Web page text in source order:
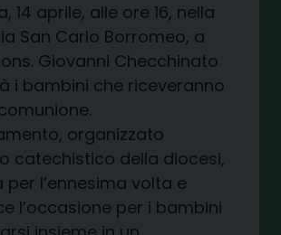
14 aprile, alle ore 16, nella
San Carlo Borromeo, a
Giovanni Checchinato
i bambini che riceveranno
organizzato
catechistico della diocesi,
per l’ennesima volta e
l’occasione per i bambini